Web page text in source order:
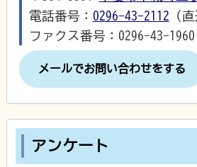
電話番号： 0296-43-2112 （直
ファクス番号：0296-43-1960
メールでお問い合わせをする
アンケート